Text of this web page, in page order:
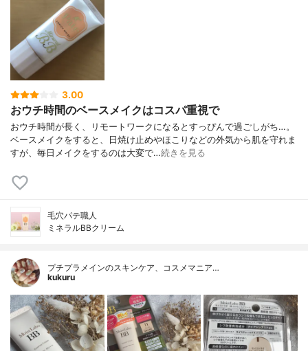
3.00
おウチ時間のベースメイクはコスパ重視で
おウチ時間が長く、リモートワークになるとすっぴんで過ごしがち…。
ベースメイクをすると、日焼け止めやほこりなどの外気から肌を守れま
すが、毎日メイクをするのは大変で…続きを見る
毛穴パテ職人
ミネラルBBクリーム
プチプラメインのスキンケア、コスメマニア…
kukuru